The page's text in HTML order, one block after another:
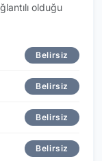
olduğu
Belirsiz
Belirsiz
Belirsiz
Belirsiz